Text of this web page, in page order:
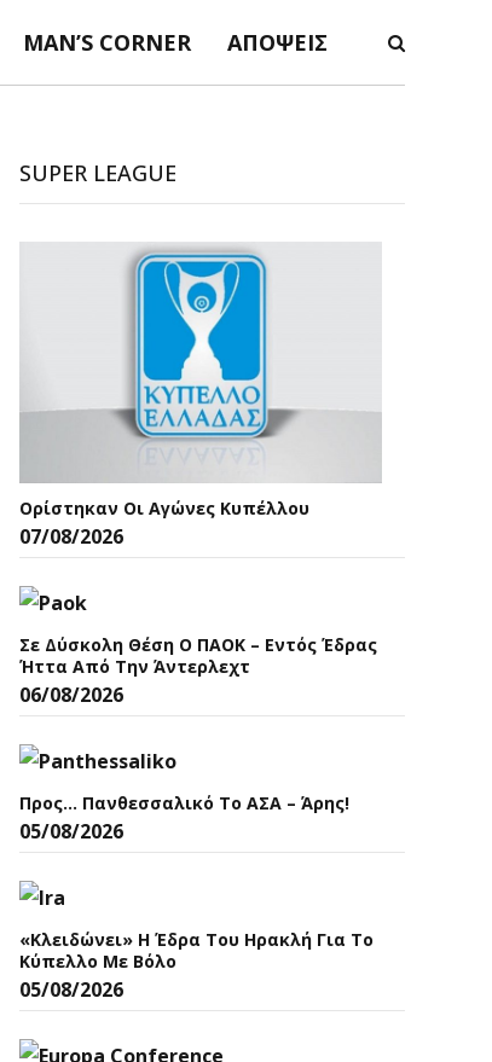
MAN’S CORNER ΑΠΌΨΕΙΣ
SUPER LEAGUE
Ορίστηκαν Οι Αγώνες Κυπέλλου
07/08/2026
Σε Δύσκολη Θέση Ο ΠΑΟΚ – Εντός Έδρας
Ήττα Από Την Άντερλεχτ
06/08/2026
Προς… Πανθεσσαλικό Το ΑΣΑ – Άρης!
05/08/2026
«Κλειδώνει» Η Έδρα Του Ηρακλή Για Το
Κύπελλο Με Βόλο
05/08/2026